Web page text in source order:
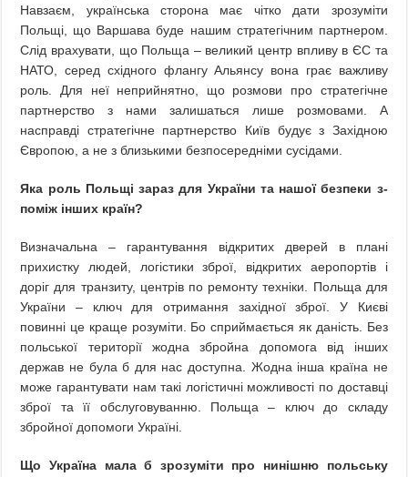
Навзаєм, українська сторона має чітко дати зрозуміти
Польщі, що Варшава буде нашим стратегічним партнером.
Слід врахувати, що Польща – великий центр впливу в ЄС та
НАТО, серед східного флангу Альянсу вона грає важливу
роль. Для неї неприйнятно, що розмови про стратегічне
партнерство з нами залишаться лише розмовами. А
насправді стратегічне партнерство Київ будує з Західною
Європою, а не з близькими безпосередніми сусідами.
Яка роль Польщі зараз для України та нашої безпеки з-
поміж інших країн?
Визначальна – гарантування відкритих дверей в плані
прихистку людей, логістики зброї, відкритих аеропортів і
доріг для транзиту, центрів по ремонту техніки. Польща для
України – ключ для отримання західної зброї. У Києві
повинні це краще розуміти. Бо сприймається як даність. Без
польської території жодна збройна допомога від інших
держав не була б для нас доступна. Жодна інша країна не
може гарантувати нам такі логістичні можливості по доставці
зброї та її обслуговуванню. Польща – ключ до складу
збройної допомоги Україні.
Що Україна мала б зрозуміти про нинішню польську